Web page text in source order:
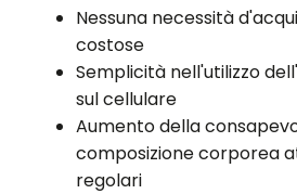
Nessuna necessità
costose
Semplicità nell'utilizzo
sul cellulare
Aumento della
composizione corporea
regolari